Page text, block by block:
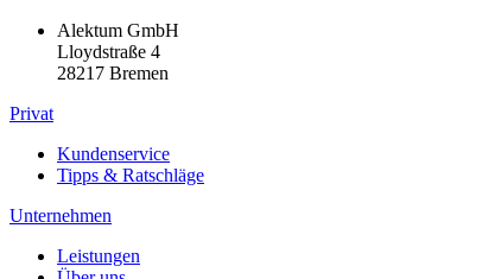
Alektum GmbH
Lloydstraße 4
28217 Bremen
Privat
Kundenservice
Tipps & Ratschläge
Unternehmen
Leistungen